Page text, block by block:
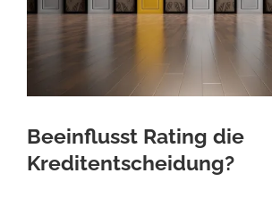
Beeinflusst Rating die
Kreditentscheidung?